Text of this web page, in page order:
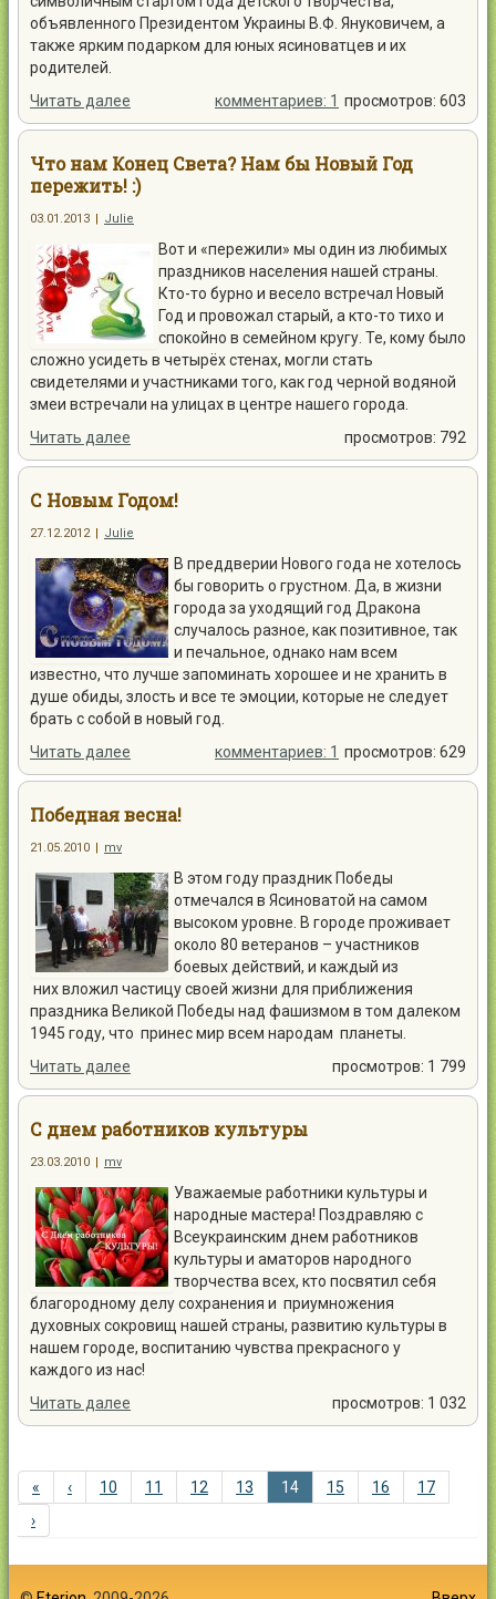
объявленного Президентом Украины В.Ф. Януковичем, а
также ярким подарком для юных ясиноватцев и их
родителей.
Читать далее
просмотров: 603
комментариев: 1
Что нам Конец Света? Нам бы Новый Год
пережить! :)
03.01.2013 | Julie
Вот и «пережили» мы один из любимых
праздников населения нашей страны.
Кто-то бурно и весело встречал Новый
Год и провожал старый, а кто-то тихо и
спокойно в семейном кругу. Те, кому было
сложно усидеть в четырёх стенах, могли стать
свидетелями и участниками того, как год черной водяной
змеи встречали на улицах в центре нашего города.
Читать далее
просмотров: 792
С Новым Годом!
27.12.2012 | Julie
В преддверии Нового года не хотелось
бы говорить о грустном. Да, в жизни
города за уходящий год Дракона
случалось разное, как позитивное, так
и печальное, однако нам всем
известно, что лучше запоминать хорошее и не хранить в
душе обиды, злость и все те эмоции, которые не следует
брать с собой в новый год.
Читать далее
просмотров: 629
комментариев: 1
Победная весна!
21.05.2010 | mv
В этом году праздник Победы
отмечался в Ясиноватой на самом
высоком уровне. В городе проживает
около 80 ветеранов – участников
боевых действий, и каждый из
них вложил частицу своей жизни для приближения
праздника Великой Победы над фашизмом в том далеком
1945 году, что принес мир всем народам планеты.
Читать далее
просмотров: 1 799
С днем работников культуры
23.03.2010 | mv
Уважаемые работники культуры и
народные мастера! Поздравляю с
Всеукраинским днем работников
культуры и аматоров народного
творчества всех, кто посвятил себя
благородному делу сохранения и приумножения
духовных сокровищ нашей страны, развитию культуры в
нашем городе, воспитанию чувства прекрасного у
каждого из нас!
Читать далее
просмотров: 1 032
« ‹ 10 11 12 13 14 15 16
17
›